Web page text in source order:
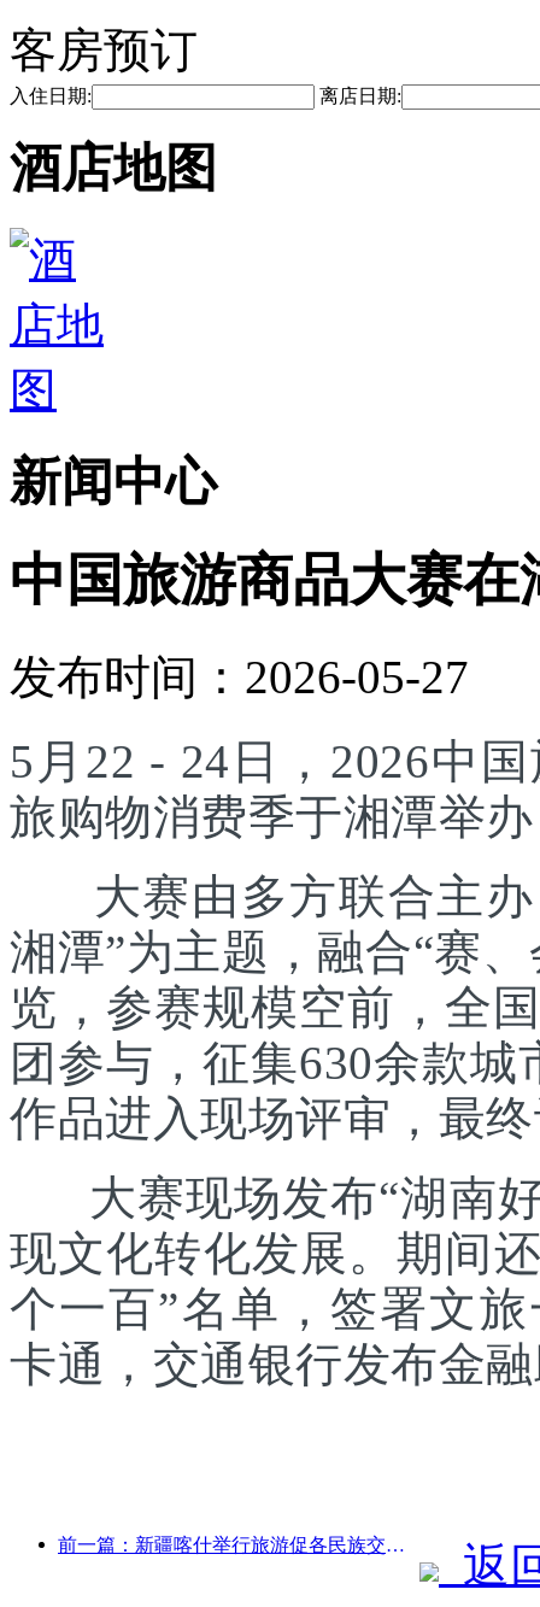
客房预订
入住日期: 离店日期:
酒店地图
新闻中心
中国旅游商品大赛
发布时间：2026-05-27
5月22 - 24日，2026中
旅购物消费季于湘潭举
大赛由多方联合主办
湘潭”为主题，融合“赛
览，参赛规模空前，全
团参与，征集630余款
作品进入现场评审，最
大赛现场发布“湖南好
现文化转化发展。期间
个一百”名单，签署文
卡通，交通银行发布金
前一篇：新疆喀什举行旅游促各民族交流推广活动 返